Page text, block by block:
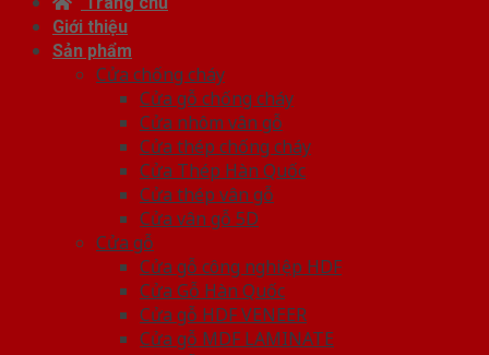
Giới thiệu
Sản phẩm
Cửa chống cháy
Cửa gỗ chống cháy
Cửa nhôm vân gỗ
Cửa thép chống cháy
Cửa Thép Hàn Quốc
Cửa thép vân gỗ
Cửa vân gỗ 5D
Cửa gỗ
Cửa gỗ công nghiệp HDF
Cửa Gỗ Hàn Quốc
Cửa gỗ HDF VENEER
Cửa gỗ MDF LAMINATE